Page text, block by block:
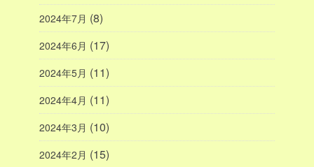
2024年7月 (8)
2024年6月 (17)
2024年5月 (11)
2024年4月 (11)
2024年3月 (10)
2024年2月 (15)